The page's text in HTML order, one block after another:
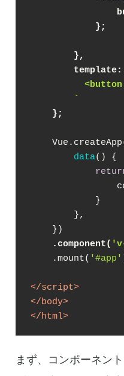
            };
        },
template:
        `
    };
data( )
{
            }
        },
    })
.component(
    .mount(
'#app'
</script>
</body>
</html>
まず、コンポーネン